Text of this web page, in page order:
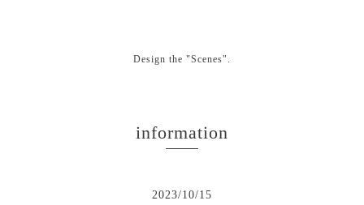
Design the "Scenes".
information
2023/10/15